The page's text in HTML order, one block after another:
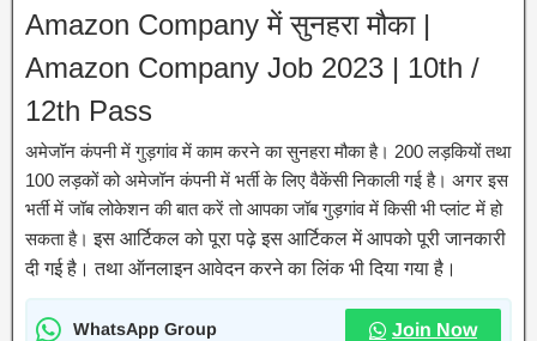
Amazon Company में सुनहरा मौका |
Amazon Company Job 2023 | 10th /
12th Pass
अमेजॉन कंपनी में गुड़गांव में काम करने का सुनहरा मौका है। 200 लड़कियों तथा
100 लड़कों को अमेजॉन कंपनी में भर्ती के लिए वैकेंसी निकाली गई है। अगर इस
भर्ती में जॉब लोकेशन की बात करें तो आपका जॉब गुड़गांव में किसी भी प्लांट में हो
सकता है।इस आर्टिकल को पूरा पढ़े इस आर्टिकल में आपको पूरी जानकारी
दी गई है। तथा ऑनलाइन आवेदन करने का लिंक भी दिया गया है।
WhatsApp Group Join Now